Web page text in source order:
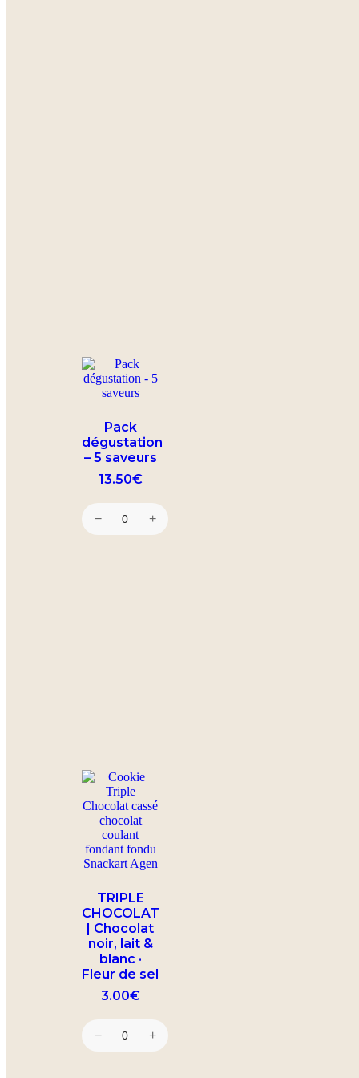
Pack
dégustation
– 5 saveurs
13.50€
− +
TRIPLE
CHOCOLAT
| Chocolat
noir, lait &
blanc ·
Fleur de sel
3.00€
− +